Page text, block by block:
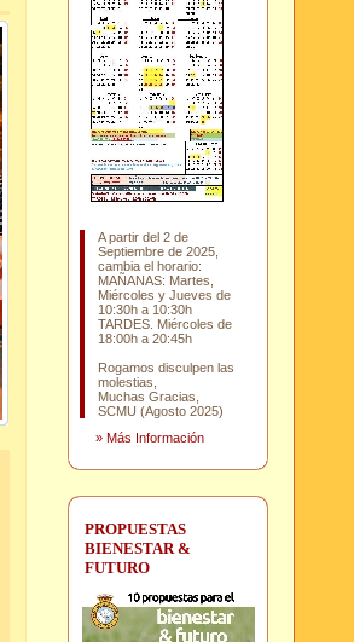
A partir del 2 de
Septiembre de 2025,
cambia el horario:
MAÑANAS: Martes,
Miércoles y Jueves de
10:30h a 10:30h
TARDES. Miércoles de
18:00h a 20:45h
Rogamos disculpen las
molestias,
Muchas Gracias,
SCMU (Agosto 2025)
» Más Información
PROPUESTAS
BIENESTAR &
FUTURO